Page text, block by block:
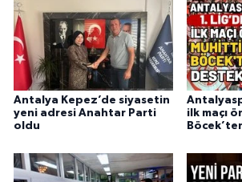
Antalya Kepez’de siyasetin
yeni adresi Anahtar Parti
oldu
ilk maçı